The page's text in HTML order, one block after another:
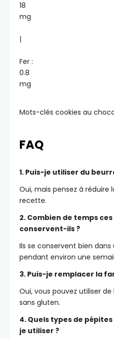
18
mg
|
Fer :
0.8
mg
Mots-clés cookies au
FAQ
1. Puis-je utiliser du
Oui, mais pensez à réduire
recette.
2. Combien de temps
conservent-ils ?
Ils se conservent bien
pendant environ une
3. Puis-je remplacer la
Oui, vous pouvez utiliser
sans gluten.
4. Quels types de
je utiliser ?